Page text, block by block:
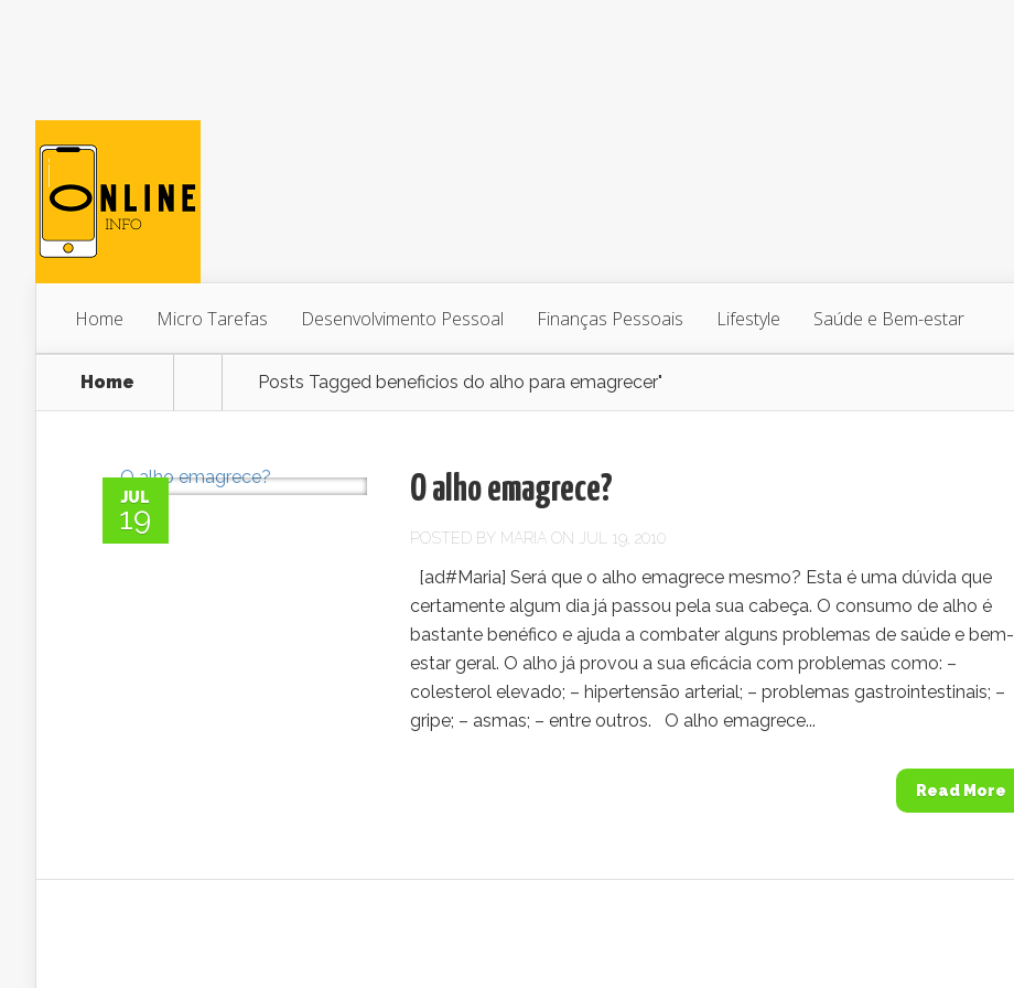
Home Micro Tarefas Desenvolvimento Pessoal Finanças Pessoais Lifestyle Saúde e Bem-estar
Home Posts Tagged beneficios do alho para emagrecer"
JUL
19
O alho emagrece?
POSTED BY MARIA ON JUL 19, 2010
[ad#Maria] Será que o alho emagrece mesmo? Esta é uma dúvida que
certamente algum dia já passou pela sua cabeça. O consumo de alho é
bastante benéfico e ajuda a combater alguns problemas de saúde e bem-
estar geral. O alho já provou a sua eficácia com problemas como: –
colesterol elevado; – hipertensão arterial; – problemas gastrointestinais; –
gripe; – asmas; – entre outros. O alho emagrece...
Read More